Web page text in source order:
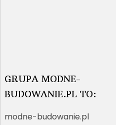
GRUPA MODNE-
BUDOWANIE.PL TO:
modne-budowanie.pl